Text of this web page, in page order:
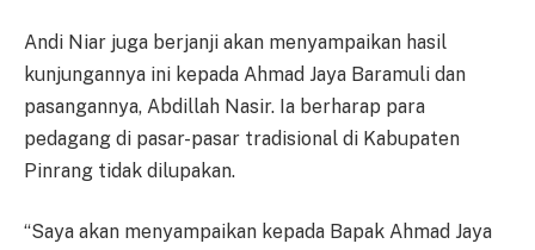
Andi Niar juga berjanji akan menyampaikan hasil
kunjungannya ini kepada Ahmad Jaya Baramuli dan
pasangannya, Abdillah Nasir. Ia berharap para
pedagang di pasar-pasar tradisional di Kabupaten
Pinrang tidak dilupakan.
“Saya akan menyampaikan kepada Bapak Ahmad Jaya